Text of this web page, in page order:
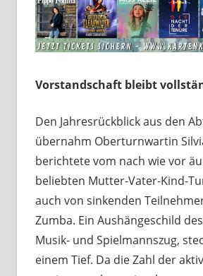
Vorstandschaft bleibt
Den Jahresrückblick aus den
übernahm Oberturnwartin
berichtete vom nach wie vor
beliebten Mutter-Vater-Kind-
auch von sinkenden
Zumba. Ein Aushängeschild
Musik- und Spielmannszug,
einem Tief. Da die Zahl der